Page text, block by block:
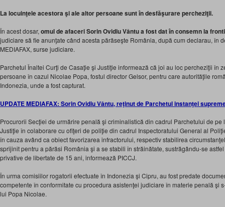
La locuinţele acestora şi ale altor persoane sunt în desfăşurare percheziţii.
În acest dosar, omul de afaceri Sorin Ovidiu Vântu a fost dat în consemn la
judiciare să fie anunţate când acesta părăseşte România, după cum declarau, în
MEDIAFAX, surse judiciare.
Parchetul Înaltei Curţi de Casaţie şi Justiţie informează că joi au loc percheziţii în
persoane în cazul Nicolae Popa, fostul director Gelsor, pentru care autorităţile
Indonezia, unde a fost capturat.
UPDATE MEDIAFAX: Sorin Ovidiu Vântu, reţinut de Parchetul instanţei
Procurorii Secţiei de urmărire penală şi criminalistică din cadrul Parchetului de
Justiţie în colaborare cu ofiţeri de poliţie din cadrul Inspectoratului General al
în cauza având ca obiect favorizarea infractorului, respectiv stabilirea
sprijinit pentru a părăsi România şi a se stabili în străinătate, sustrăgându-se
privative de libertate de 15 ani, informează PICCJ.
În urma comisiilor rogatorii efectuate în Indonezia şi Cipru, au fost predate
competente în conformitate cu procedura asistenţei judiciare în materie penală şi
lui Popa Nicolae.